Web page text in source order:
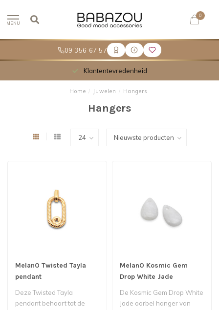
09 356 67 57
MENU
0
Meer dan 30.000 tevreden klanten
Home / Juwelen / Hangers
Hangers
MelanO Twisted Tayla
pendant
Deze Twisted Tayla
pendant behoort tot de
MelanO Kosmic Gem
Drop White Jade
De Kosmic Gem Drop White
Jade oorbel hanger van